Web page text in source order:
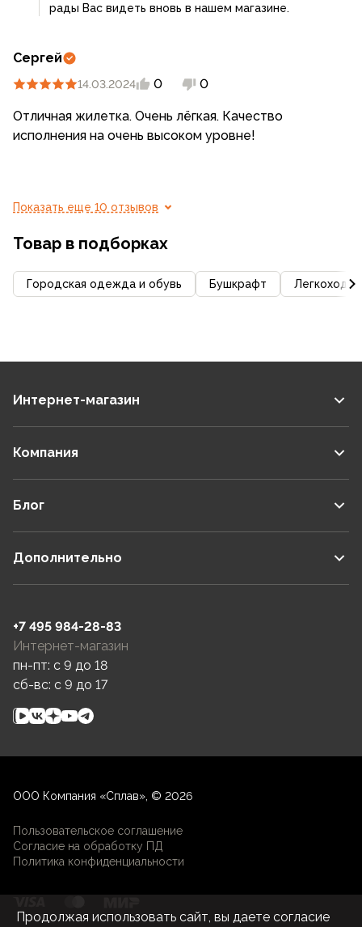
рады Вас видеть вновь в нашем магазине.
Сергей
14.03.2024 0 0
Отличная жилетка. Очень лёгкая. Качество
исполнения на очень высоком уровне!
Показать еще 10 отзывов
Товар в подборках
Городская одежда и обувь Бушкрафт
Интернет-магазин
Компания
Блог
Дополнительно
+7 495 984-28-83
Интернет-магазин
пн-пт: c 9 до 18
сб-вс: c 9 до 17
ООО Компания «Сплав», © 2026
Пользовательское соглашение
Согласие на обработку ПД
Политика конфиденциальности
Продолжая использовать сайт, вы даете согласие